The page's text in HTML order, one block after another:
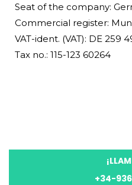
Seat of the company:
Commercial register:
VAT-ident. (VAT): DE 259
Tax no.: 115-123 60264
+34-